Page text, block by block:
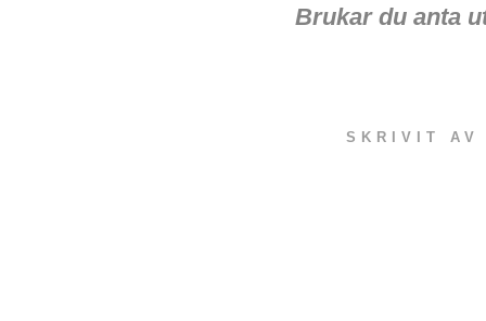
Brukar du anta
SKRIVIT